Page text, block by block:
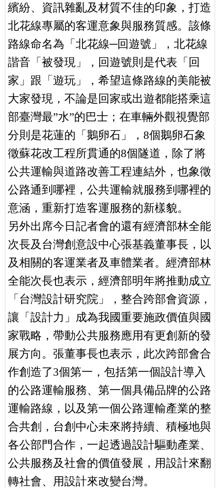
繽紛、資訊雜亂及材質不佳的印象，打造
北花線專屬的客運意象與服務質感。該條
路線命名為「北花線─回遊號」，北花線
諧音「被發現」，回遊號則是代表「回
家」跟「遊玩」，希望這條路線的美能被
大家發現，不論是回家或出遊都能搭乘這
部臺灣最”水”的巴士；在車輛外觀視覺部
分則是花蓮的「鵝卵石」，8個鵝卵石象
徵蘇花改工程所貫通的8個隧道，除了將
公共運輸與道路改善工程連結外，也象徵
公路通到哪裡，公共運輸就服務到哪裡的
意涵，重新打造客運服務的新樣貌。
另外出席今日記者會的還有經濟部林全能
次長及台灣創意設中心張基義董事長，以
及相關的客運業者及車體業者。經濟部林
全能次長也表示，經濟部明年將推動成立
「台灣設計研究院」，整合跨部會資源，
讓「設計力」成為我國重要施政價值與國
家戰略，帶動公共服務應用有更創新的發
展方向。張董事長也表示，此次跨部會合
作創造了3個第一，包括第一個設計導入
的公路運輸服務、第一個具備品牌的公路
運輸路線，以及第一個公路運輸產業的整
合共創，台創中心未來將持續、積極地與
各公部門合作，一起透過設計驅動產業、
公共服務及社會的價值發展，用設計來翻
轉社會、用設計來改變台灣。